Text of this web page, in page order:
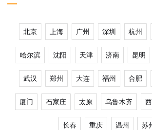
北京 上海 广州 深圳 杭州
哈尔滨 沈阳 天津 济南 昆明
武汉 郑州 大连 福州 合肥
厦门 石家庄 太原 乌鲁木齐
长春 重庆 温州 苏